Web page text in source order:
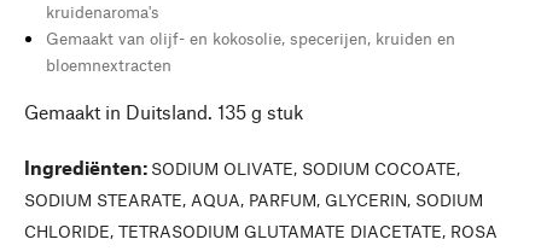
kruidenaroma's
Gemaakt van olijf- en kokosolie, specerijen, kruiden en
bloemnextracten
Gemaakt in Duitsland. 135 g stuk
Ingrediënten: SODIUM OLIVATE, SODIUM COCOATE,
SODIUM STEARATE, AQUA, PARFUM, GLYCERIN, SODIUM
CHLORIDE, TETRASODIUM GLUTAMATE DIACETATE, ROSA